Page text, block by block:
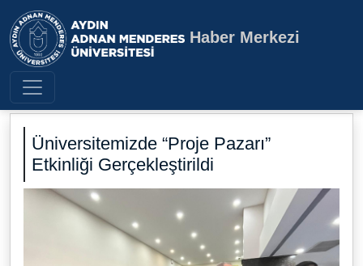
Aydın Adnan Menderes
Haber Merkezi
Üniversitemizde “Proje Pazarı”
Etkinliği Gerçekleştirildi